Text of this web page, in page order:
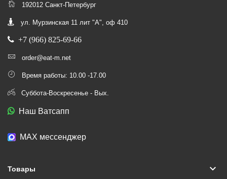
192012 Санкт-Петербург
ул. Мурзинская 11 лит "А", оф 410
+7 (966) 825-69-66
order@eat-m.net
Время работы: 10.00 -17.00
Суббота-Воскресенье - Вых.
Наш Ватсапп
МАХ мессенджер
Товары keyboard_arrow_down